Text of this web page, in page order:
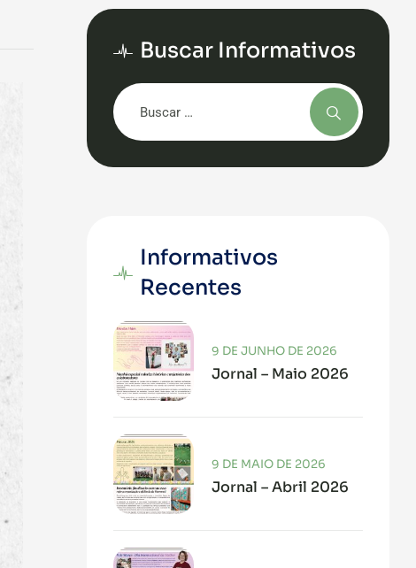
Buscar Informativos
Informativos
Recentes
Jornal – Maio 2026
9 DE JUNHO DE 2026
Jornal – Abril 2026
9 DE MAIO DE 2026